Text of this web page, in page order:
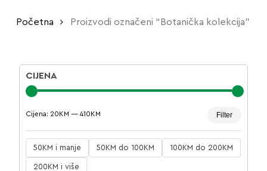
Početna Proizvodi označeni “Botanička kolekcija”
CIJENA
cijena
cijena
Filter
Cijena: 20KM — 410KM
50KM i manje 50KM do 100KM 100KM do 200KM
200KM i više